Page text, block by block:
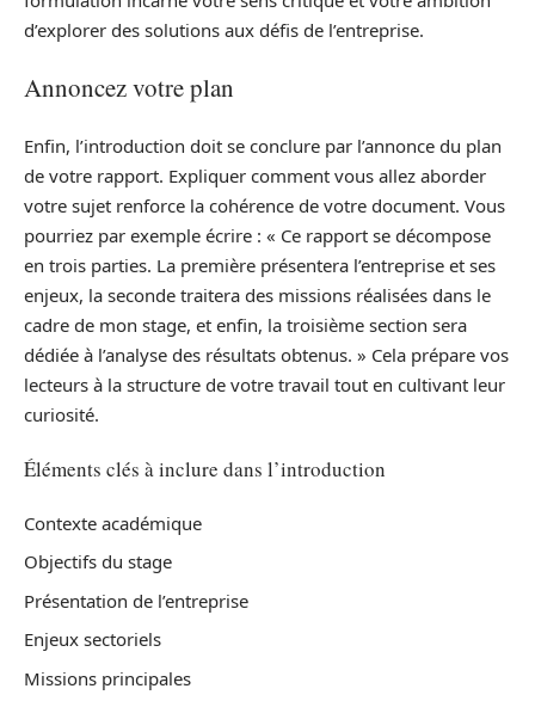
d’explorer des solutions aux défis de l’entreprise.
Annoncez votre plan
Enfin, l’introduction doit se conclure par l’annonce du plan
de votre rapport. Expliquer comment vous allez aborder
votre sujet renforce la cohérence de votre document. Vous
pourriez par exemple écrire : « Ce rapport se décompose
en trois parties. La première présentera l’entreprise et ses
enjeux, la seconde traitera des missions réalisées dans le
cadre de mon stage, et enfin, la troisième section sera
dédiée à l’analyse des résultats obtenus. » Cela prépare vos
lecteurs à la structure de votre travail tout en cultivant leur
curiosité.
Éléments clés à inclure dans l’introduction
Contexte académique
Objectifs du stage
Présentation de l’entreprise
Enjeux sectoriels
Missions principales